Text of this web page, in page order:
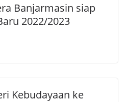
Banjarmasin siap
2022/2023
Kebudayaan ke